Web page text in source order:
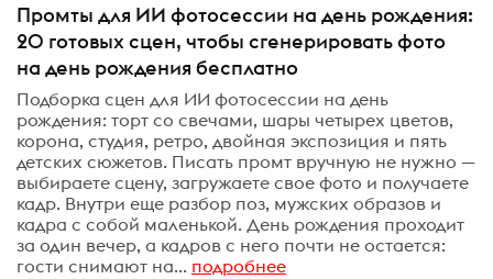
Промты для ИИ фотосессии на день рождения:
20 готовых сцен, чтобы сгенерировать фото
на день рождения бесплатно
Подборка сцен для ИИ фотосессии на день
рождения: торт со свечами, шары четырех цветов,
корона, студия, ретро, двойная экспозиция и пять
детских сюжетов. Писать промт вручную не нужно —
выбираете сцену, загружаете свое фото и получаете
кадр. Внутри еще разбор поз, мужских образов и
кадра с собой маленькой. День рождения проходит
за один вечер, а кадров с него почти не остается:
гости снимают на... подробнее